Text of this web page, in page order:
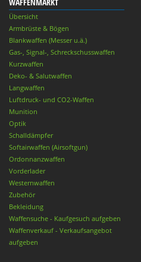
Übersicht
Armbrüste & Bögen
Blankwaffen (Messer u.ä.)
Gas-, Signal-, Schreckschusswaffen
Kurzwaffen
Deko- & Salutwaffen
Langwaffen
Luftdruck- und CO2-Waffen
Munition
Optik
Schalldämpfer
Softairwaffen (Airsoftgun)
Ordonnanzwaffen
Vorderlader
Westernwaffen
Zubehör
Bekleidung
Waffensuche - Kaufgesuch aufgeben
Waffenverkauf - Verkaufsangebot
aufgeben